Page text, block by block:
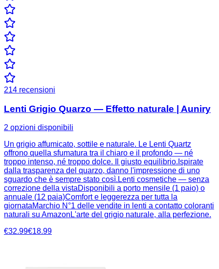
214 recensioni
Lenti Grigio Quarzo — Effetto naturale | Auniry
2 opzioni disponibili
Un grigio affumicato, sottile e naturale. Le Lenti Quartz
offrono quella sfumatura tra il chiaro e il profondo — né
troppo intenso, né troppo dolce. Il giusto equilibrio.Ispirate
dalla trasparenza del quarzo, danno l'impressione di uno
sguardo che è sempre stato così.Lenti cosmetiche — senza
correzione della vistaDisponibili a porto mensile (1 paio) o
annuale (12 paia)Comfort e leggerezza per tutta la
giornataMarchio N°1 delle vendite in lenti a contatto coloranti
naturali su AmazonL'arte del grigio naturale, alla perfezione.
€32.99€18.99